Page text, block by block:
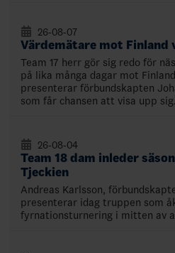
Värdemätare mot Finland
26-08-07
Team 17 herr gör sig redo för
på lika många dagar mot
presenterar förbundskapten
som får chansen att visa upp
Team 18 dam inleder
Tjeckien
26-08-04
Andreas Karlsson,
presenterar idag truppen som
fyrnationsturnering i mitten av